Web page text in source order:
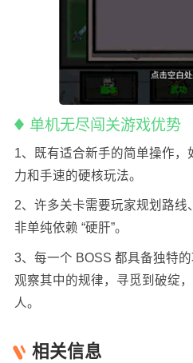
单机无尽闯关游戏优势
1、既有适合新手的简单操作
力和手速的硬核玩法。
2、许多关卡需要玩家规划路
非单纯依赖 “硬肝”。
3、每一个 BOSS 都具备独特
观察其中的规律，寻觅到破绽
人。
相关信息